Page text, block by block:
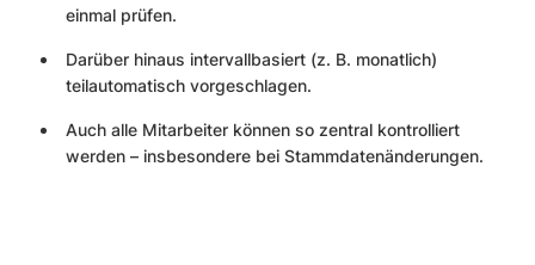
einmal prüfen.
Darüber hinaus intervallbasiert (z. B. monatlich)
teilautomatisch vorgeschlagen.
Auch alle Mitarbeiter können so zentral kontrolliert
werden – insbesondere bei Stammdatenänderungen.